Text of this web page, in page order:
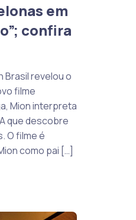
em
confira
Brasil revelou o
filme
Mion interpreta
que descobre
O filme é
como pai […]